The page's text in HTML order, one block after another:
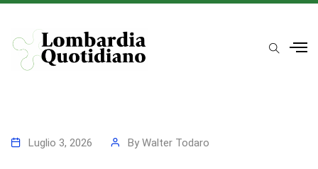
Luglio 3, 2026 By Walter Todaro